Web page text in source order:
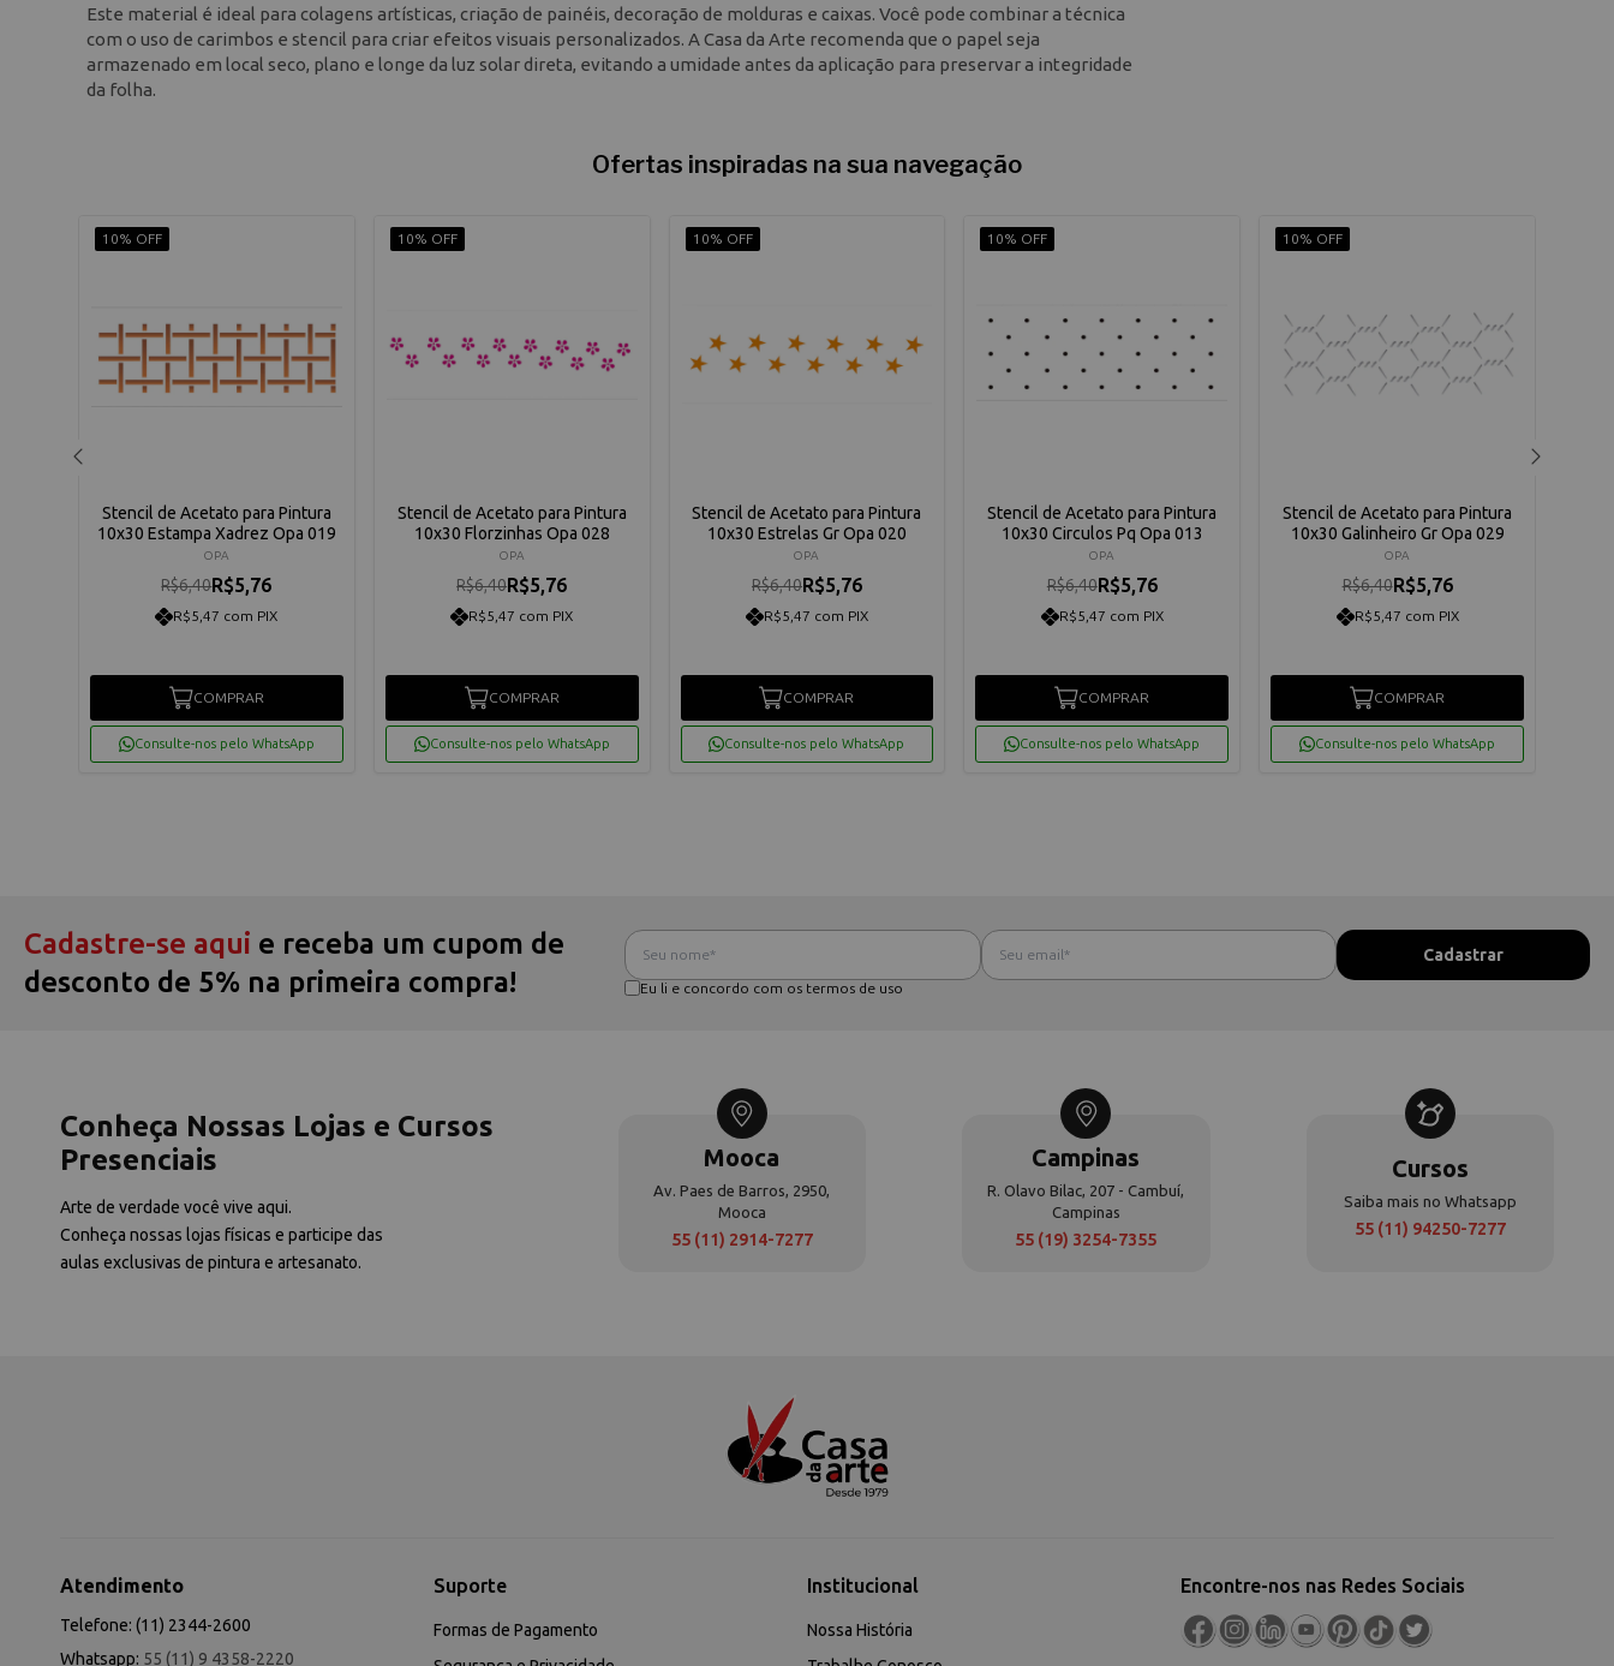
Este material é ideal para colagens artísticas, criação de painéis, decoração de molduras e caixas. Você pode combinar a técnica
com o uso de carimbos e stencil para criar efeitos visuais personalizados. A Casa da Arte recomenda que o papel seja
armazenado em local seco, plano e longe da luz solar direta, evitando a umidade antes da aplicação para preservar a integridade
da folha.
Ofertas inspiradas na sua navegação
10% OFF
Stencil de Acetato para Pintura
10x30 Estampa Xadrez Opa 019
OPA
R$6,40R$5,76
R$5,47 com PIX
COMPRAR
Consulte-nos pelo WhatsApp
10% OFF
Stencil de Acetato para Pintura
10x30 Florzinhas Opa 028
OPA
R$6,40R$5,76
R$5,47 com PIX
COMPRAR
Consulte-nos pelo WhatsApp
10% OFF
Stencil de Acetato para Pintura
10x30 Estrelas Gr Opa 020
OPA
R$6,40R$5,76
R$5,47 com PIX
COMPRAR
Consulte-nos pelo WhatsApp
10% OFF
Stencil de Acetato para Pintura
10x30 Circulos Pq Opa 013
OPA
R$6,40R$5,76
R$5,47 com PIX
COMPRAR
Consulte-nos pelo WhatsApp
10% OFF
Stencil de Acetato para Pintura
10x30 Galinheiro Gr Opa 029
OPA
R$6,40R$5,76
R$5,47 com PIX
COMPRAR
Consulte-nos pelo WhatsApp
Cadastre-se aqui e receba um cupom de
desconto de 5% na primeira compra!
Eu li e concordo com os termos de uso
Conheça Nossas Lojas e Cursos
Presenciais
Arte de verdade você vive aqui.
Conheça nossas lojas físicas e participe das
aulas exclusivas de pintura e artesanato.
Mooca
Av. Paes de Barros, 2950,
Mooca
55 (11) 2914-7277
Campinas
R. Olavo Bilac, 207 - Cambuí,
Campinas
55 (19) 3254-7355
Cursos
Saiba mais no Whatsapp
55 (11) 94250-7277
Atendimento
Telefone: (11) 2344-2600
Whatsapp: 55 (11) 9 4358-2220
Suporte
Formas de Pagamento
Institucional
Nossa História
Encontre-nos nas Redes Sociais